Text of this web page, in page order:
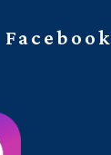
Facebook